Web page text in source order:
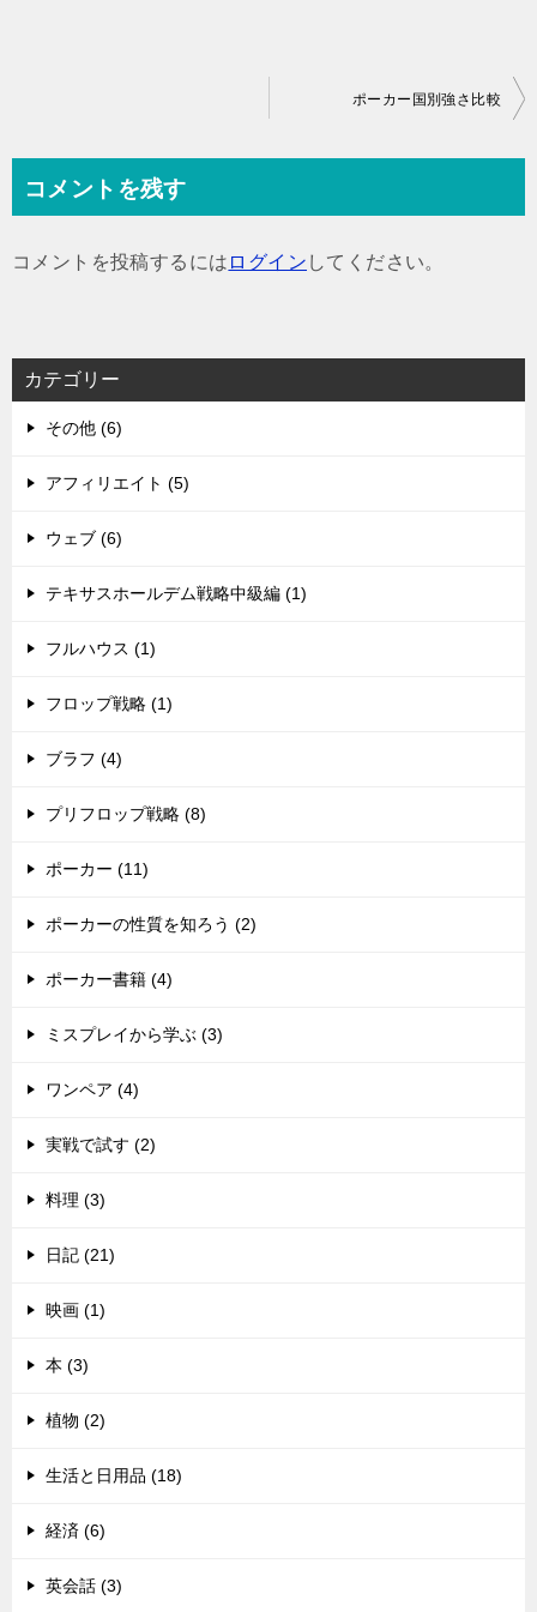
ビ
ョ
ン
ポーカー国別強さ比較
コメントを残す
コメントを投稿するには ログイン してください。
カテゴリー
その他 (6)
アフィリエイト (5)
ウェブ (6)
テキサスホールデム戦略中級編 (1)
フルハウス (1)
フロップ戦略 (1)
ブラフ (4)
プリフロップ戦略 (8)
ポーカー (11)
ポーカーの性質を知ろう (2)
ポーカー書籍 (4)
ミスプレイから学ぶ (3)
ワンペア (4)
実戦で試す (2)
料理 (3)
日記 (21)
映画 (1)
本 (3)
植物 (2)
生活と日用品 (18)
経済 (6)
英会話 (3)